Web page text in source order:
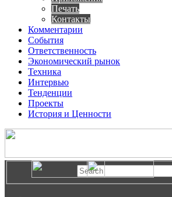
Печать
Контакты
Комментарии
События
Ответственность
Экономический рынок
Техника
Интервью
Тенденции
Проекты
История и Ценности